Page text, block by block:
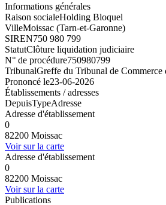
Informations générales
Raison socialeHolding Bloquel
VilleMoissac (Tarn-et-Garonne)
SIREN750 980 799
StatutClôture liquidation judiciaire
N° de procédure750980799
TribunalGreffe du Tribunal de Commerce
Prononcé le23-06-2026
Établissements / adresses
DepuisTypeAdresse
Adresse d'établissement
0
82200 Moissac
Voir sur la carte
Adresse d'établissement
0
82200 Moissac
Voir sur la carte
Publications